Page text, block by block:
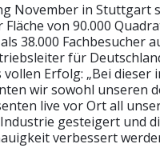
November in Stuttgart
von 90.000
38.000 Fachbesucher
für
Erfolg: „Bei
wir sowohl unseren
live vor Ort all
gesteigert und
verbessert